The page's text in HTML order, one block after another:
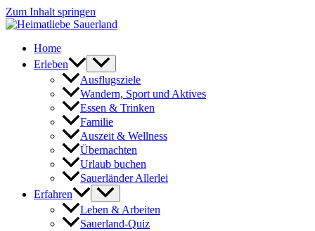
Zum Inhalt springen
Home
Erleben
Ausflugsziele
Wandern, Sport und Aktives
Essen & Trinken
Familie
Auszeit & Wellness
Übernachten
Urlaub buchen
Sauerländer Allerlei
Erfahren
Leben & Arbeiten
Sauerland-Quiz